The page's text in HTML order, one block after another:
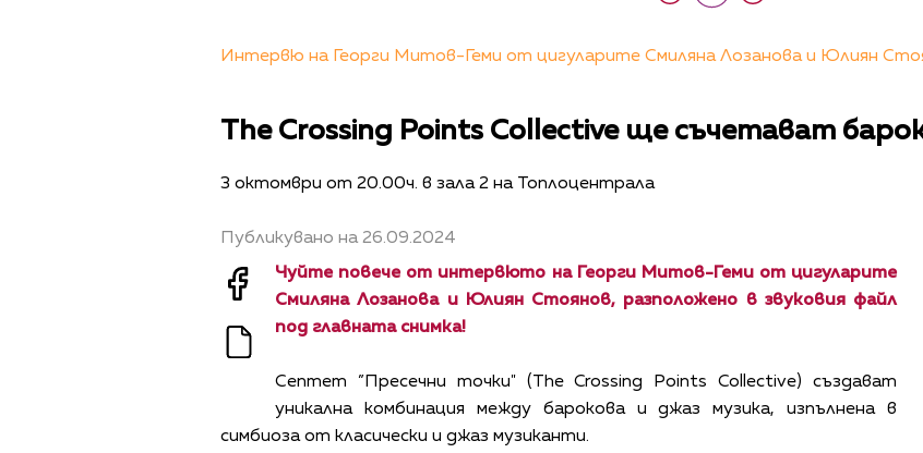
Интервю на Георги Митов-Геми от цигуларите Смиляна Лозанова и Юлиян
The Crossing Points Collective ще съчетават
3 октомври от 20.00ч. в зала 2 на Топлоцентрала
Публикувано на 26.09.2024
Чуйте повече от интервюто на Георги Митов-Геми от цигуларите
Смиляна Лозанова и Юлиян Стоянов, разположено в звуковия файл
под главната снимка!
Септет ”Пресечни точки" (The Crossing Points Collective) създават
уникална комбинация между барокова и джаз музика, изпълнена в
симбиоза от класически и джаз музиканти.